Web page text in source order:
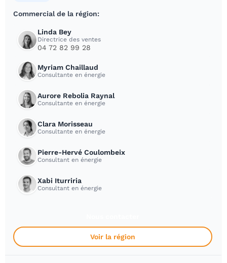
Commercial de la région:
Linda Bey
Directrice des ventes
04 72 82 99 28
Myriam Chaillaud
Consultante en énergie
Aurore Rebolia Raynal
Consultante en énergie
Clara Morisseau
Consultante en énergie
Pierre-Hervé Coulombeix
Consultant en énergie
Xabi Iturriria
Consultant en énergie
Voir la région